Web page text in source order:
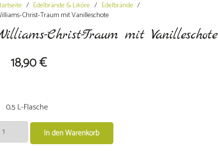
/ Edelbrände & Liköre / Edelbrände /
Christ-Traum mit Vanilleschote
Christ-Traum mit Vanilleschote
18,90€
0,5 L-Flasche
In den Warenkorb